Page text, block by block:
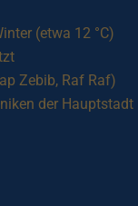
(etwa 12 °C)
Zebib, Raf Raf)
der Hauptstadt